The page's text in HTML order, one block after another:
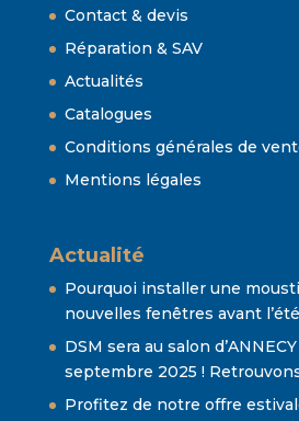
Contact & devis
Réparation & SAV
Actualités
Catalogues
Conditions générales de
Mentions légales
Actualité
Pourquoi installer une
nouvelles fenêtres avant
DSM sera au salon
septembre 2025 !
Profitez de notre offre